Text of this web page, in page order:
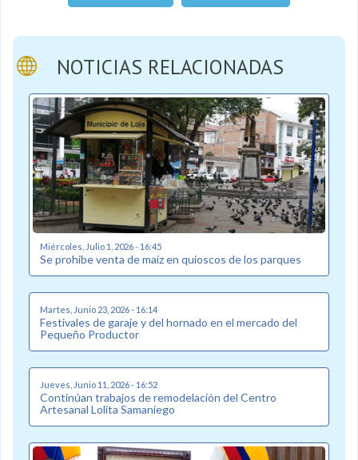
NOTICIAS RELACIONADAS
Miércoles, Julio 1, 2026 - 16:45
Se prohibe venta de maíz en quioscos de los parques
Martes, Junio 23, 2026 - 16:14
Festivales de garaje y del hornado en el mercado del
Pequeño Productor
Jueves, Junio 11, 2026 - 16:52
Continúan trabajos de remodelación del Centro
Artesanal Lolita Samaniego